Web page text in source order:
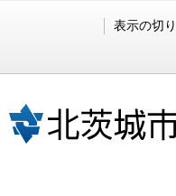
表示の切